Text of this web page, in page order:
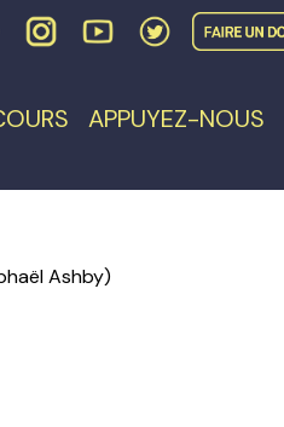
APPUYEZ-NOUS
Ashby)